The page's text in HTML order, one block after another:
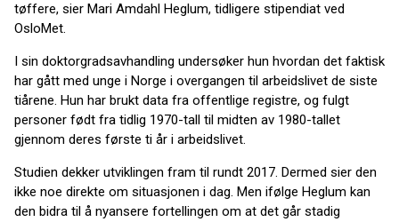
tøffere, sier Mari Amdahl Heglum, tidligere stipendiat ved
OsloMet.
I sin doktorgradsavhandling undersøker hun hvordan det faktisk
har gått med unge i Norge i overgangen til arbeidslivet de siste
tiårene. Hun har brukt data fra offentlige registre, og fulgt
personer født fra tidlig 1970-tall til midten av 1980-tallet
gjennom deres første ti år i arbeidslivet.
Studien dekker utviklingen fram til rundt 2017. Dermed sier den
ikke noe direkte om situasjonen i dag. Men ifølge Heglum kan
den bidra til å nyansere fortellingen om at det går stadig